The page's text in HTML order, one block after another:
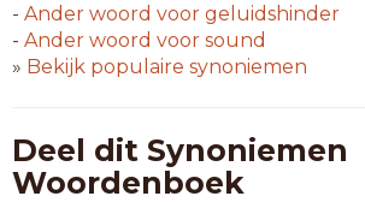
- Ander woord voor geluidshinder
- Ander woord voor sound
» Bekijk populaire synoniemen
Deel dit Synoniemen
Woordenboek